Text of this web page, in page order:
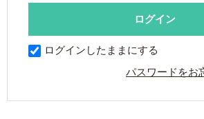
ログインしたままにする
パスワードをお